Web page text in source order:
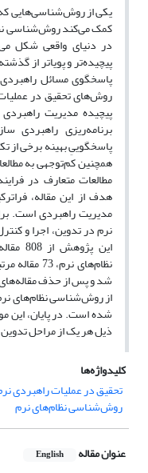
یکی از روش‌شناسی‌هایی
کمک می‌کند روش‌شناسی
در دنیای واقعی شکل
پیچیده‌تر و پویاتر از
پاسخگوی مسائل
روش‌های تحقیق در
پیچیده مدیریت
برنامه‌ریزی راهبردی
پاسخگوییِ بهینه برخی از
همچنین کم‌توجهی به
مطالعات متعارف در
هدف از این مقاله،
مدیریت راهبردی است.
نرم در تدوین، اجرا و
این
نظام‌های
شد و پس از حذف
شده است. در پایان، این
ذیل هر یک از مراحل
کلیدواژه‌ها
تحقیق در عملیات راهبردی
روش‌شناسی نظام‌های نرم
عنوان مقاله English